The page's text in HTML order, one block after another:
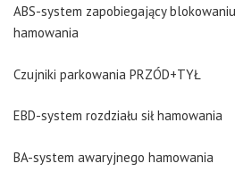
ABS-system zapobiegający
hamowania
Czujniki parkowania PRZÓD+TYŁ
EBD-system rozdziału sił hamowania
BA-system awaryjnego hamowania